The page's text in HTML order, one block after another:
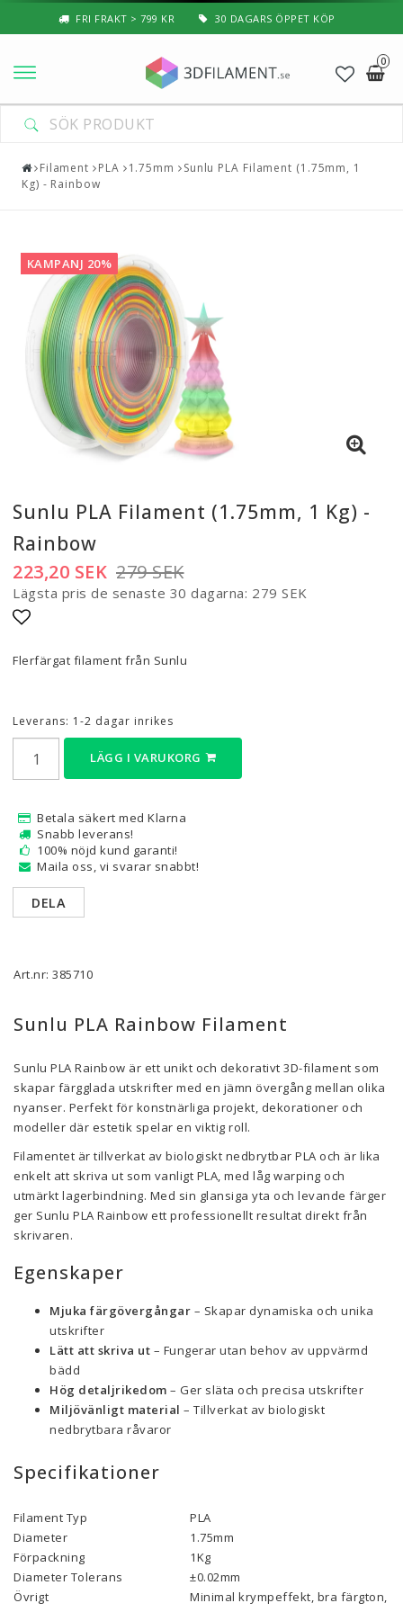
FRI FRAKT > 799 KR 30 DAGARS ÖPPET KÖP
0
Nyheter & Populärt
Filament
3D-Skrivare — Tillbehör
3D-Skrivare — Delar
Resin
3D-Pennor & Tillbehör
Filament PLA 1.75mm
Sunlu PLA Filament (1.75mm, 1
Kg) - Rainbow
KAMPANJ 20%
Sunlu PLA Filament (1.75mm, 1 Kg) -
Rainbow
279 SEK
223,20 SEK
Lägsta pris de senaste 30 dagarna 279 SEK
Flerfärgat filament från Sunlu
Leverans: 1-2 dagar inrikes
LÄGG I VARUKORG
Betala säkert med Klarna
Snabb leverans!
100% nöjd kund garanti!
Maila oss, vi svarar snabbt!
DELA
Art.nr: 385710
Sunlu PLA Rainbow Filament
Sunlu PLA Rainbow är ett unikt och dekorativt 3D-filament som
skapar färgglada utskrifter med en jämn övergång mellan olika
nyanser. Perfekt för konstnärliga projekt, dekorationer och
modeller där estetik spelar en viktig roll.
Filamentet är tillverkat av biologiskt nedbrytbar PLA och är lika
enkelt att skriva ut som vanligt PLA, med låg warping och
utmärkt lagerbindning. Med sin glansiga yta och levande färger
ger Sunlu PLA Rainbow ett professionellt resultat direkt från
skrivaren.
Egenskaper
Mjuka färgövergångar – Skapar dynamiska och unika
utskrifter
Lätt att skriva ut – Fungerar utan behov av uppvärmd
bädd
Hög detaljrikedom – Ger släta och precisa utskrifter
Miljövänligt material – Tillverkat av biologiskt
nedbrytbara råvaror
Specifikationer
Filament Typ
PLA
Diameter
1.75mm
Förpackning
1Kg
Diameter Tolerans
±0.02mm
Övrigt
Minimal krympeffekt, bra färgton,